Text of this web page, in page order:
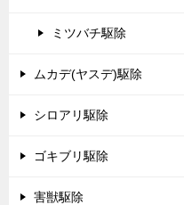
ミツバチ駆除
ムカデ(ヤスデ)駆除
シロアリ駆除
ゴキブリ駆除
害獣駆除